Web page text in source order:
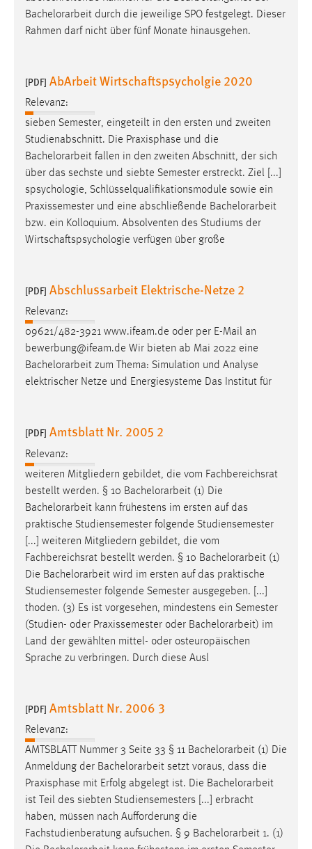
Bachelorarbeit durch die jeweilige SPO festgelegt. Dieser
Rahmen darf nicht über fünf Monate hinausgehen.
[PDF] AbArbeit Wirtschaftspsycholgie 2020
Relevanz:
sieben Semester, eingeteilt in den ersten und zweiten
Studienabschnitt. Die Praxisphase und die
Bachelorarbeit fallen in den zweiten Abschnitt, der sich
über das sechste und siebte Semester erstreckt. Ziel [...]
spsychologie, Schlüsselqualifikationsmodule sowie ein
Praxissemester und eine abschließende Bachelorarbeit
bzw. ein Kolloquium. Absolventen des Studiums der
Wirtschaftspsychologie verfügen über große
[PDF] Abschlussarbeit Elektrische-Netze 2
Relevanz:
09621/482-3921 www.ifeam.de oder per E-Mail an
bewerbung@ifeam.de Wir bieten ab Mai 2022 eine
Bachelorarbeit zum Thema: Simulation und Analyse
elektrischer Netze und Energiesysteme Das Institut für
[PDF] Amtsblatt Nr. 2005 2
Relevanz:
weiteren Mitgliedern gebildet, die vom Fachbereichsrat
bestellt werden. § 10 Bachelorarbeit (1) Die
Bachelorarbeit kann frühestens im ersten auf das
praktische Studiensemester folgende Studiensemester
[...] weiteren Mitgliedern gebildet, die vom
Fachbereichsrat bestellt werden. § 10 Bachelorarbeit (1)
Die Bachelorarbeit wird im ersten auf das praktische
Studiensemester folgende Semester ausgegeben. [...]
thoden. (3) Es ist vorgesehen, mindestens ein Semester
(Studien- oder Praxissemester oder Bachelorarbeit) im
Land der gewählten mittel- oder osteuropäischen
Sprache zu verbringen. Durch diese Ausl
[PDF] Amtsblatt Nr. 2006 3
Relevanz:
AMTSBLATT Nummer 3 Seite 33 § 11 Bachelorarbeit (1) Die
Anmeldung der Bachelorarbeit setzt voraus, dass die
Praxisphase mit Erfolg abgelegt ist. Die Bachelorarbeit
ist Teil des siebten Studiensemesters [...] erbracht
haben, müssen nach Aufforderung die
Fachstudienberatung aufsuchen. § 9 Bachelorarbeit 1. (1)